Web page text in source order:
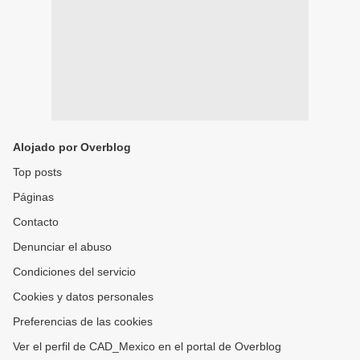
Alojado por Overblog
Top posts
Páginas
Contacto
Denunciar el abuso
Condiciones del servicio
Cookies y datos personales
Preferencias de las cookies
Ver el perfil de CAD_Mexico en el portal de Overblog